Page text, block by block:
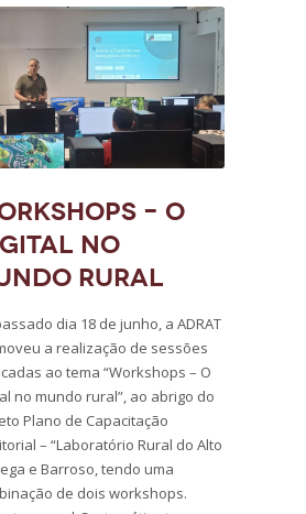
– O
no
rural
dia 18 de junho, a ADRAT
a realização de sessões
ao tema “Workshops – O
no mundo rural”, ao abrigo do
Plano de Capacitação
– “Laboratório Rural do Alto
e Barroso, tendo uma
de dois workshops.